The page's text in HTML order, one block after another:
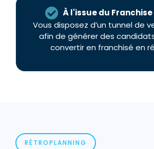
À l'issue du
Vous disposez d’un tunnel de
afin de générer des
convertir en franchisé en
RÉTROPLANNING